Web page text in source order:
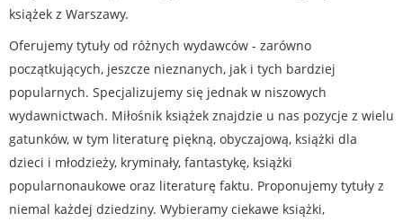
książek z Warszawy.
Oferujemy tytuły od różnych wydawców - zarówno
początkujących, jeszcze nieznanych, jak i tych bardziej
popularnych. Specjalizujemy się jednak w niszowych
wydawnictwach. Miłośnik książek znajdzie u nas pozycje z wielu
gatunków, w tym literaturę piękną, obyczajową, książki dla
dzieci i młodzieży, kryminały, fantastykę, książki
popularnonaukowe oraz literaturę faktu. Proponujemy tytuły z
niemal każdej dziedziny. Wybieramy ciekawe książki,